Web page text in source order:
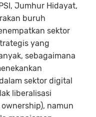
Jumhur Hidayat,
buruh
sektor
yang
sebagaimana
sektor digital
liberalisasi
namun